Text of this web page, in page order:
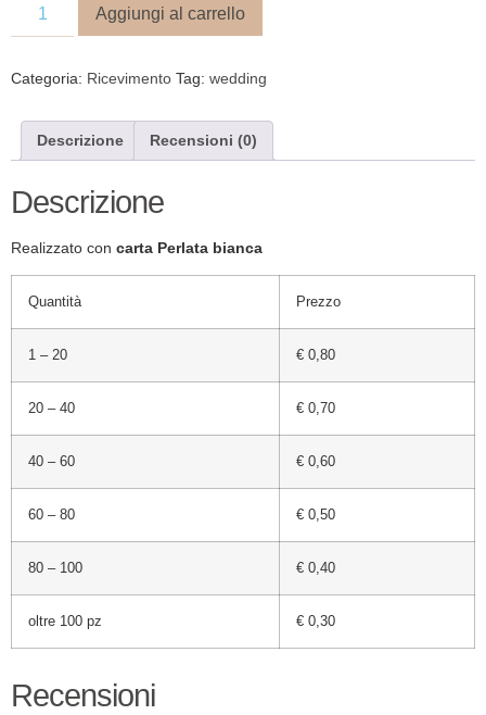
Aggiungi al carrello
Categoria: Ricevimento Tag: wedding
Descrizione Recensioni (0)
Descrizione
Realizzato con carta Perlata bianca
Quantità Prezzo
1 – 20 € 0,80
20 – 40 € 0,70
40 – 60 € 0,60
60 – 80 € 0,50
80 – 100 € 0,40
oltre 100 pz € 0,30
Recensioni